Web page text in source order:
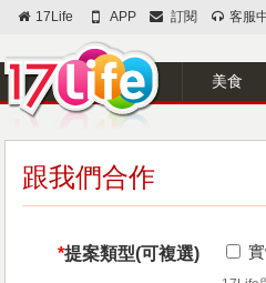
17Life APP 訂閱 客服
美食
跟我們合作
*提案類型(可複選)